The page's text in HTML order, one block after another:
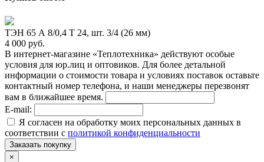
ТЭН 65 А 8/0,4 Т 24, шт. 3/4 (26 мм)
4 000 руб.
В интернет-магазине «Теплотехника» действуют особые
условия для юр.лиц и оптовиков. Для более детальной
информации о стоимости товара и условиях поставок оставьте
контактный номер телефона, и наши менеджеры перезвонят
вам в ближайшее время.
E-mail:
Я согласен на обработку моих персональных данных в
соответствии с политикой конфиденциальности
Заказать покупку
×